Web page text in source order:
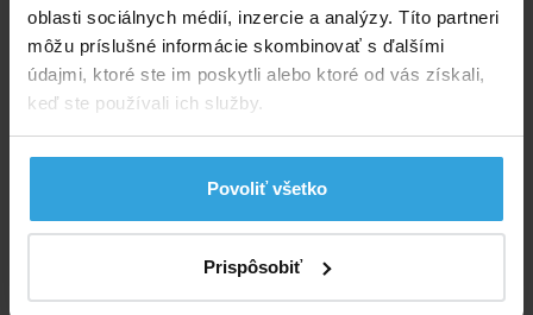
oblasti sociálnych médií, inzercie a analýzy. Títo partneri
môžu príslušné informácie skombinovať s ďalšími
údajmi, ktoré ste im poskytli alebo ktoré od vás získali,
keď ste používali ich služby.
Povoliť všetko
Prispôsobiť
Čistič Griffon 125ml